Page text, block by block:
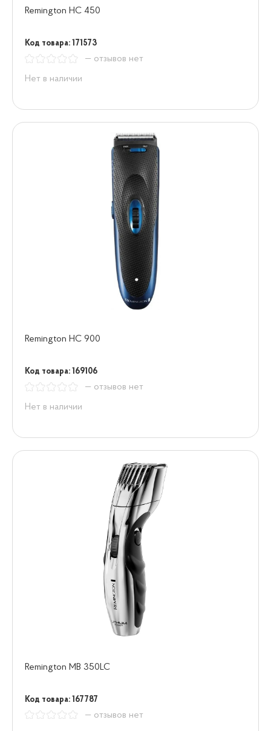
Remington HC 450
Код товара: 171573
— отзывов нет
Нет в наличии
Remington HC 900
Код товара: 169106
— отзывов нет
Нет в наличии
Remington MB 350LC
Код товара: 167787
— отзывов нет